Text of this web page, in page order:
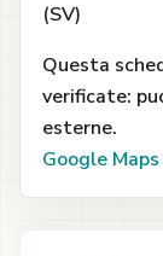
(SV)
Questa
verificate:
esterne.
Google Maps